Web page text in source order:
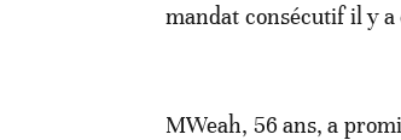
mandat consécutif il y
MWeah, 56 ans, a